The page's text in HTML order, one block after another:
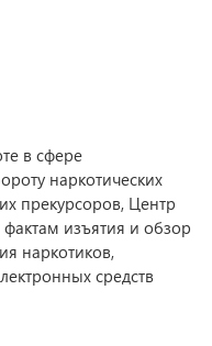
в сфере
наркотических
прекурсоров, Центр
изъятия и обзор
наркотиков,
средств